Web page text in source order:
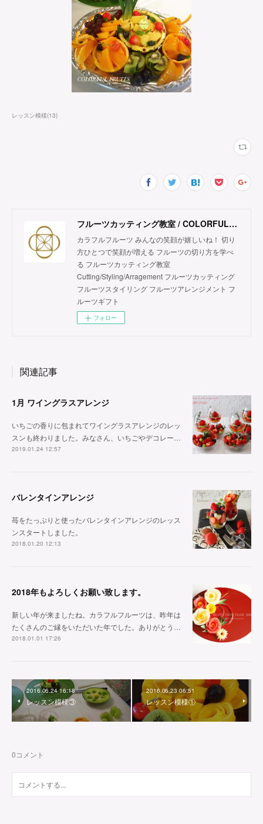
レッスン模様(13)
フルーツカッティング教室 / COLORFUL FRUITS
カラフルフルーツ みんなの笑顔が嬉しいね！ 切り
方ひとつで笑顔が増える フルーツの切り方を学べ
る フルーツカッティング教室
Cutting/Styling/Arragement フルーツカッティング
フルーツスタイリング フルーツアレンジメント フ
ルーツギフト
フォロー
関連記事
1月 ワイングラスアレンジ
いちごの香りに包まれてワイングラスアレンジのレッ
スンも終わりました。みなさん、いちごやデコレー…
2019.01.24 12:57
バレンタインアレンジ
苺をたっぷりと使ったバレンタインアレンジのレッス
ンスタートしました。
2018.01.20 12:13
2018年もよろしくお願い致します。
新しい年が来ましたね。カラフルフルーツは、昨年は
たくさんのご縁をいただいた年でした。ありがとう…
2018.01.01 17:26
2016.06.24 16:18
レッスン模様③
2016.06.23 06:51
レッスン模様①
0コメント